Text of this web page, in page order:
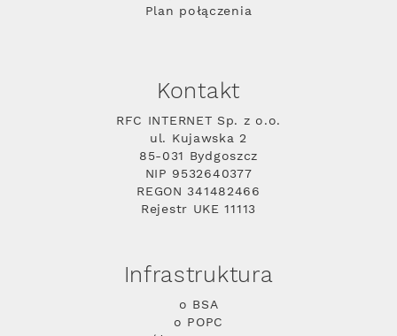
Plan połączenia
Kontakt
RFC INTERNET Sp. z o.o.
ul. Kujawska 2
85-031 Bydgoszcz
NIP 9532640377
REGON 341482466
Rejestr UKE 11113
Infrastruktura
o BSA
o POPC